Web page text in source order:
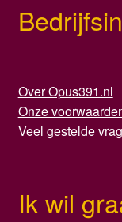
Over Opus391.nl
Onze
Veel gestelde
Ik wil